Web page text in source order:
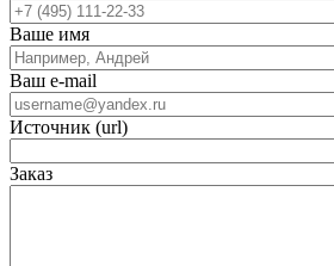
Ваше имя
Ваш e-mail
Источник (url)
Заказ